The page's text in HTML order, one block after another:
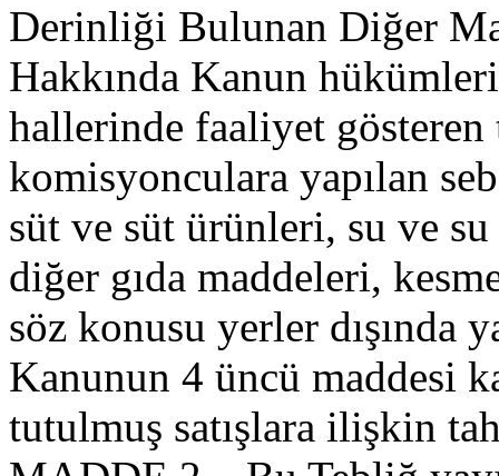
Derinliği Bulunan Diğer
Hakkında Kanun
hallerinde faaliyet
komisyonculara yapılan
süt ve süt ürünleri, su ve
diğer gıda maddeleri,
söz konusu yerler dışında
Kanunun 4 üncü maddesi
tutulmuş satışlara ilişkin